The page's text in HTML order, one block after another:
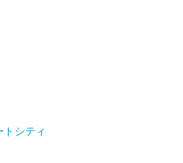
トシティ